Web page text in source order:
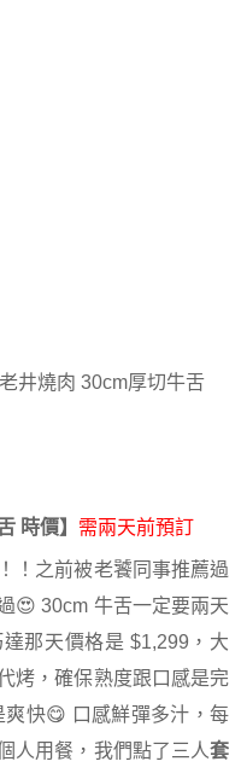
時價】 需兩天前預訂
！之前被老饕同事推薦過
😍 30cm 牛舌一定要兩天
那天價格是 $1,299，大
烤，確保熟度跟口感是完
快😋 口感鮮彈多汁，每
人用餐，我們點了三人套